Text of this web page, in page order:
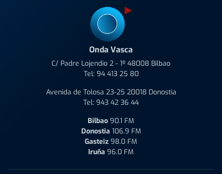
Onda Vasca
C/ Padre Lojendio 2 - 1º 48008 Bilbao
Tel: 94 413 25 80
Avenida de Tolosa 23-25 20018 Donostia
Tel: 943 42 36 44
Bilbao 90.1 FM
Donostia 106.9 FM
Gasteiz 98.0 FM
Iruña 96.0 FM